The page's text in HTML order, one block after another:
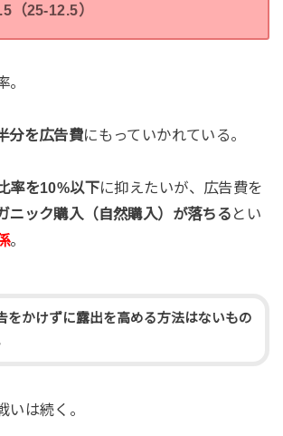
（25-12.5）
。
分を広告費にもっていかれている。
率を10%以下に抑えたいが、広告費を
ニック購入（自然購入）が落ちる とい
。
をかけずに露出を高める方法はないもの
いは続く。